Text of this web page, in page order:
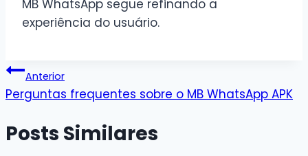
MB WhatsApp segue refinando a
experiência do usuário.
Post
navigation
Anterior
Perguntas frequentes sobre o MB WhatsApp APK
Posts Similares